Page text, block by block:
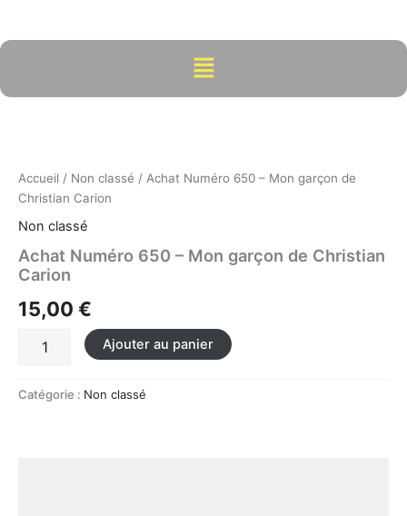
contenu
Menu
Accueil / Non classé / Achat Numéro 650 – Mon garçon de
Christian Carion
Non classé
Achat Numéro 650 – Mon garçon de Christian
Carion
15,00 €
650
-
garçon
de
Christian
Ajouter au panier
Catégorie : Non classé